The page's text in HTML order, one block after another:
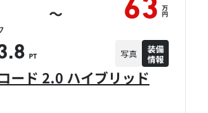
ード 2.0 ハイブリッド
～ 63 万
円
PT 写真
装備
情報